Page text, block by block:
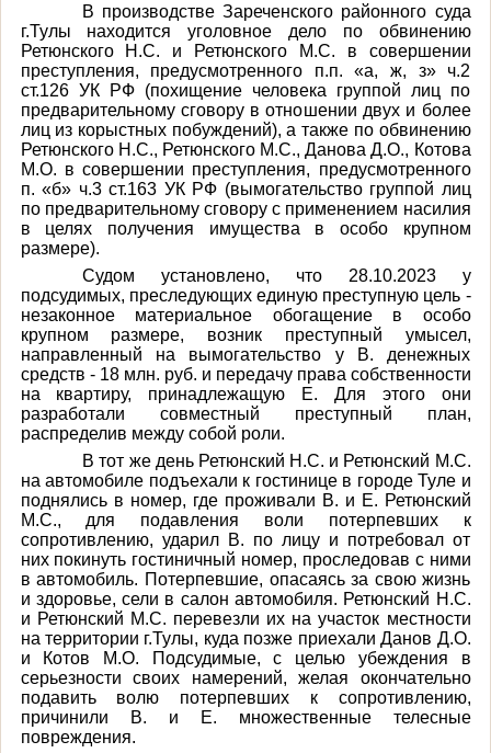
В производстве Зареченского районного суда
г.Тулы находится уголовное дело по обвинению
Ретюнского Н.С. и Ретюнского М.С. в совершении
преступления, предусмотренного п.п. «а, ж, з» ч.2
ст.126 УК РФ (похищение человека группой лиц по
предварительному сговору в отношении двух и более
лиц из корыстных побуждений), а также по обвинению
Ретюнского Н.С., Ретюнского М.С.,Данова Д.О., Котова
М.О. в совершении преступления, предусмотренного
п. «б» ч.3 ст.163 УК РФ (вымогательство группой лиц
по предварительному сговору с применением насилия
в целях получения имущества в особо крупном
размере).
Судом установлено, что 28.10.2023 у
подсудимых, преследующих единую преступную цель -
незаконное материальное обогащение в особо
крупном размере, возник преступный умысел,
направленный на вымогательство у В. денежных
средств - 18 млн. руб. и передачу права собственности
на квартиру, принадлежащую Е. Для этого они
разработали совместный преступный план,
распределив между собой роли.
В тот же день Ретюнский Н.С. и Ретюнский М.С.
на автомобиле подъехали к гостинице в городе Туле и
поднялись в номер, где проживали В. и Е. Ретюнский
М.С., для подавления воли потерпевших к
сопротивлению, ударил В. по лицу и потребовал от
них покинуть гостиничный номер, проследовав с ними
в автомобиль. Потерпевшие, опасаясь за свою жизнь
и здоровье, сели в салон автомобиля. Ретюнский Н.С.
и Ретюнский М.С. перевезли их на участок местности
на территории г.Тулы, куда позже приехалиДанов Д.О.
и
Котов М.О. Подсудимые, с целью убеждения в
серьезности своих намерений, желая окончательно
подавить волю потерпевших к сопротивлению,
причинили В. и Е. множественные телесные
повреждения.